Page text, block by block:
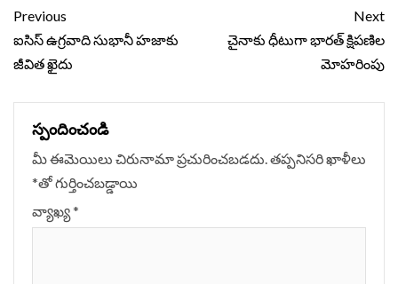
Continue
Reading
Previous
ఐసిస్ ఉగ్ర‌వాది సుభానీ హ‌జాకు
జీవిత ఖైదు
Next
చైనాకు ధీటుగా భారత్ క్షిపణిల
మోహరింపు
స్పందించండి
మీ ఈమెయిలు చిరునామా ప్రచురించబడదు. తప్పనిసరి ఖాళీలు
*‌తో గుర్తించబడ్డాయి
వ్యాఖ్య*